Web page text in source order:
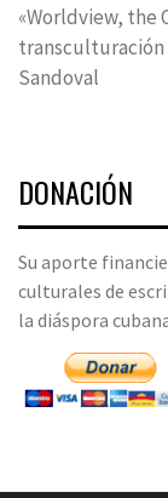
«Worldview, the
transculturación
Sandoval
DONACIÓN
Su aporte
culturales de
la diáspora